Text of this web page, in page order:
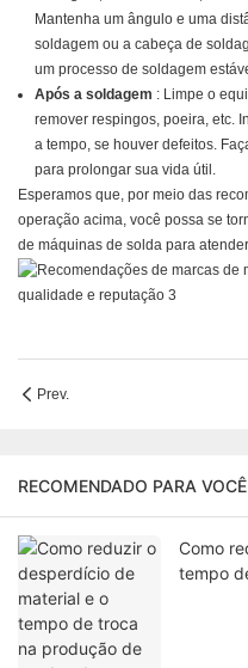
Mantenha um ângulo e uma
soldagem ou a cabeça de
um processo de soldagem
Após a soldagem : Limpe o
remover respingos, poeira, etc.
a tempo, se houver defeitos.
para prolongar sua vida útil.
Esperamos que, por meio das
operação acima, você possa se
de máquinas de solda para
Prev.
RECOMENDADO PARA VOCÊ
Como
tempo